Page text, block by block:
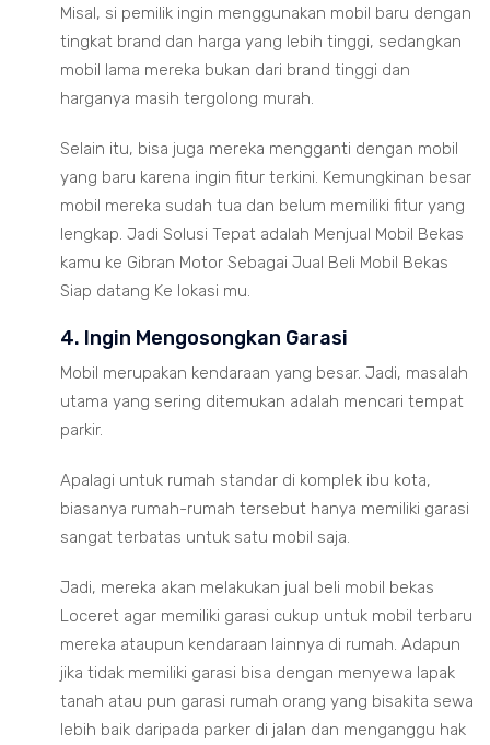
Misal, si pemilik ingin menggunakan mobil baru dengan
tingkat brand dan harga yang lebih tinggi, sedangkan
mobil lama mereka bukan dari brand tinggi dan
harganya masih tergolong murah.
Selain itu, bisa juga mereka mengganti dengan mobil
yang baru karena ingin fitur terkini. Kemungkinan besar
mobil mereka sudah tua dan belum memiliki fitur yang
lengkap. Jadi Solusi Tepat adalah Menjual Mobil Bekas
kamu ke Gibran Motor Sebagai Jual Beli Mobil Bekas
Siap datang Ke lokasi mu.
4. Ingin Mengosongkan Garasi
Mobil merupakan kendaraan yang besar. Jadi, masalah
utama yang sering ditemukan adalah mencari tempat
parkir.
Apalagi untuk rumah standar di komplek ibu kota,
biasanya rumah-rumah tersebut hanya memiliki garasi
sangat terbatas untuk satu mobil saja.
Jadi, mereka akan melakukan jual beli mobil bekas
Loceret agar memiliki garasi cukup untuk mobil terbaru
mereka ataupun kendaraan lainnya di rumah. Adapun
jika tidak memiliki garasi bisa dengan menyewa lapak
tanah atau pun garasi rumah orang yang bisakita sewa
lebih baik daripada parker di jalan dan menganggu hak